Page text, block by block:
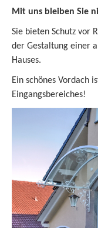
Mit uns bleiben Sie
Sie bieten Schutz vor
der Gestaltung einer
Hauses.
Ein schönes Vordach
Eingangsbereiches!